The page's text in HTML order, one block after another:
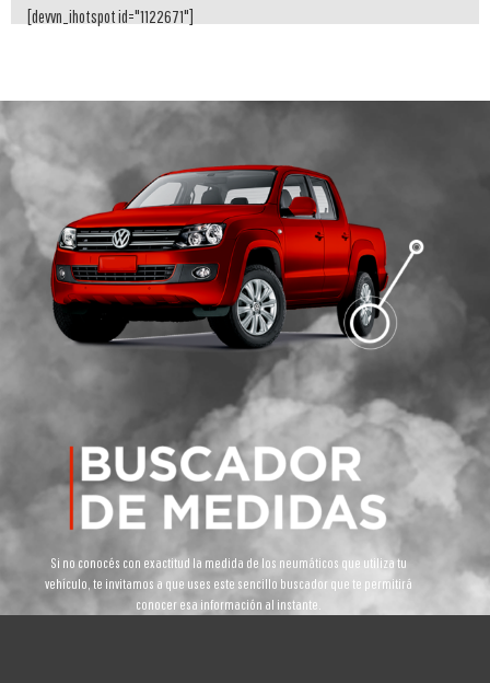
[devvn_ihotspot id="1122671"]
Si no conocés con exactitud la medida de los neumáticos que utiliza tu
vehículo, te invitamos a que uses este sencillo buscador que te permitirá
conocer esa información al instante.